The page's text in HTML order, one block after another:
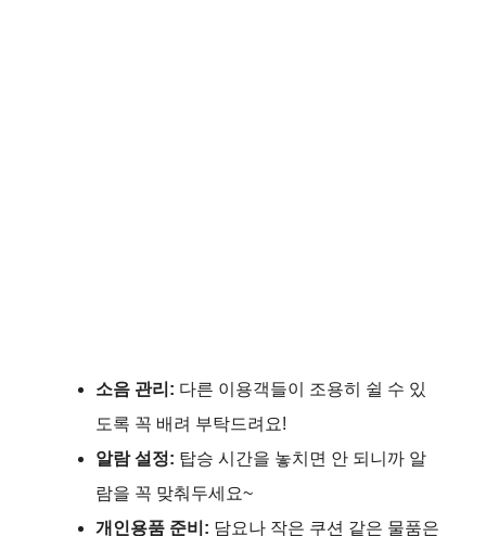
소음 관리: 다른 이용객들이 조용히 쉴 수 있
도록 꼭 배려 부탁드려요!
알람 설정: 탑승 시간을 놓치면 안 되니까 알
람을 꼭 맞춰두세요~
개인용품 준비: 담요나 작은 쿠션 같은 물품은